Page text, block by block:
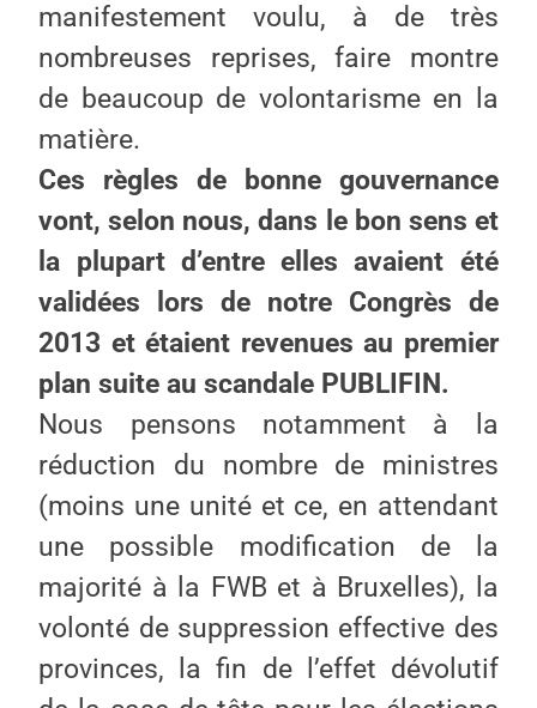
manifestement voulu, à de très
nombreuses reprises, faire montre
de beaucoup de volontarisme en la
matière.
Ces règles de bonne gouvernance
vont, selon nous, dans le bon sens et
la plupart d’entre elles avaient été
validées lors de notre Congrès de
2013 et étaient revenues au premier
plan suite au scandale PUBLIFIN.
Nous pensons notamment à la
réduction du nombre de ministres
(moins une unité et ce, en attendant
une possible modification de la
majorité à la FWB et à Bruxelles), la
volonté de suppression effective des
provinces, la fin de l’effet dévolutif